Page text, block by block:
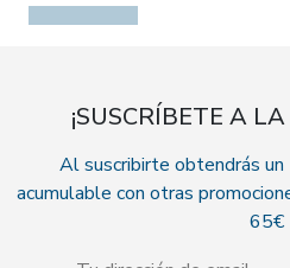
¡SUSCRÍBETE A
Al suscribirte obtendrás
acumulable con otras
65€